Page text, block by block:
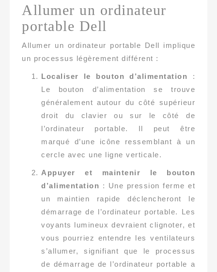
Allumer un ordinateur
portable Dell
Allumer un ordinateur portable Dell implique
un processus légèrement différent :
Localiser le bouton d’alimentation :
Le bouton d’alimentation se trouve
généralement autour du côté supérieur
droit du clavier ou sur le côté de
l’ordinateur portable. Il peut être
marqué d’une icône ressemblant à un
cercle avec une ligne verticale.
Appuyer et maintenir le bouton
d’alimentation : Une pression ferme et
un maintien rapide déclencheront le
démarrage de l’ordinateur portable. Les
voyants lumineux devraient clignoter, et
vous pourriez entendre les ventilateurs
s’allumer, signifiant que le processus
de démarrage de l’ordinateur portable a